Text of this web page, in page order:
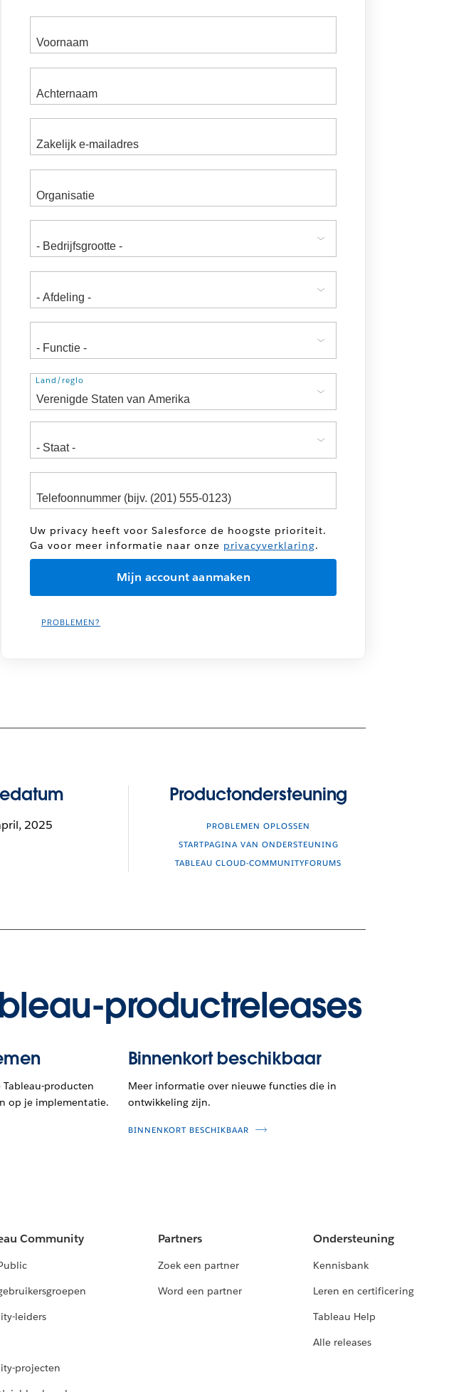
Adres
Land/regio
Uw privacy heeft voor Salesforce de hoogste prioriteit.
Ga voor meer informatie naar onze privacyverklaring.
PROBLEMEN?
2025
Productondersteuning
PROBLEMEN OPLOSSEN
STARTPAGINA VAN ONDERSTEUNING
TABLEAU CLOUD-COMMUNITYFORUMS
productreleases
producten
op je implementatie.
Binnenkort beschikbaar
Meer informatie over nieuwe functies die in
ontwikkeling zijn.
BINNENKORT BESCHIKBAAR
Community
leiders
projecten
Partners
Zoek een partner
Word een partner
Ondersteuning
Kennisbank
Leren en certificering
Tableau Help
Alle releases